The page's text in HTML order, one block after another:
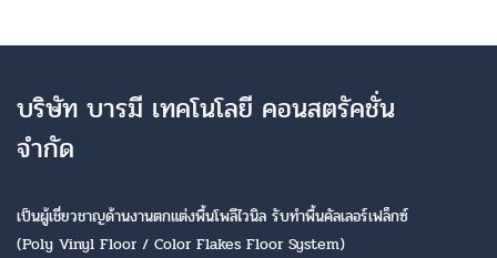
บริษัท บารมี เทคโนโลยี คอนสตรัคชั่น
จำกัด
เป็นผู้เชี่ยวชาญด้านงานตกแต่งพื้นโพลีไวนิล รับทำพื้นคัลเลอร์เฟล็กซ์
(Poly Vinyl Floor / Color Flakes Floor System)